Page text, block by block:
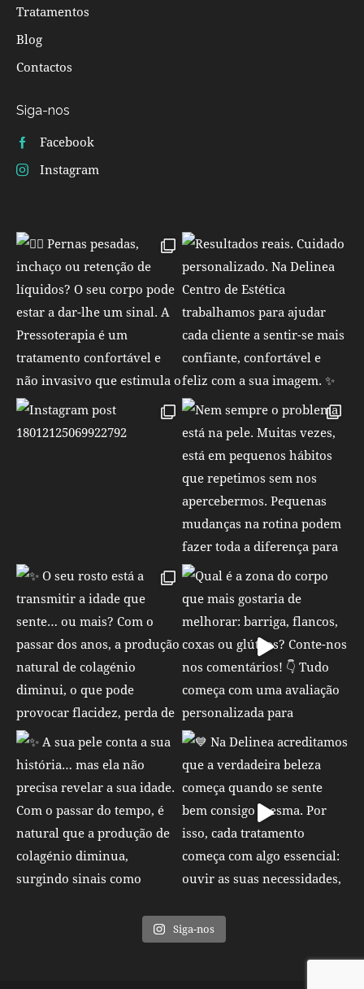
Tratamentos
Blog
Contactos
Siga-nos
Facebook
Instagram
Siga-nos